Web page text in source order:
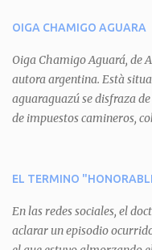
t
a
r
i
o
OIGA CHAMIGO AGUARA
Oiga Chamigo Aguará, de
autora argentina. Està
aguaraguazú se disfraza
de impuestos camineros,
aguará le provoca. De
del aguará y pasa sin
expuesta la mentira del
EL TERMINO
En las redes sociales, el
aclarar un episodio